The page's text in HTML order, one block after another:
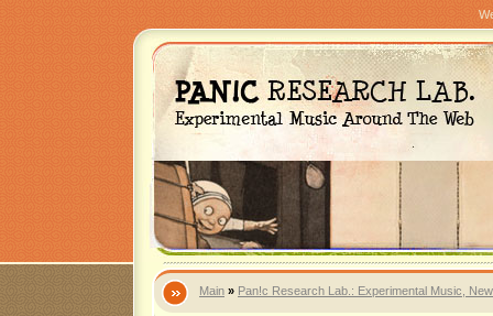
Main » Pan!c Research Lab.: Experimental Music,